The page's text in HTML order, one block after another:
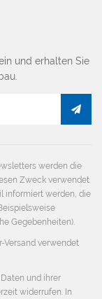
und erhalten Sie
werden die
Zweck verwendet.
informiert werden, die
Gegebenheiten).
Versand verwendet
und ihrer
widerrufen. In